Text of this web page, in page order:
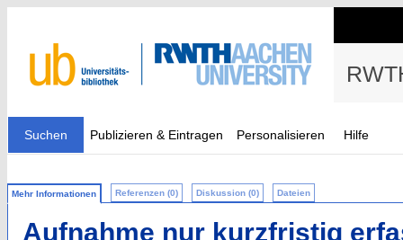
Suchen Publizieren & Eintragen Personalisieren Hilfe
Mehr Informationen Referenzen (0) Diskussion (0) Dateien
Aufnahme nur kurzfristig